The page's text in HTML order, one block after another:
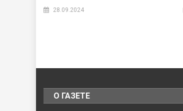
28.09.2024
О ГАЗЕТЕ